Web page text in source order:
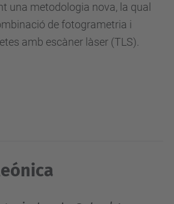
una metodologia nova, la qual
de fotogrametria i
amb escàner làser (TLS).